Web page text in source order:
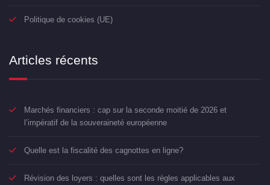
Politique de cookies (UE)
Articles récents
Marchés financiers : cap sur la seconde moitié de 2026 et
l’impératif de la souveraineté européenne
Quelle est la fiscalité des cagnottes en ligne?
Révision des loyers : quelles sont les règles applicables aux